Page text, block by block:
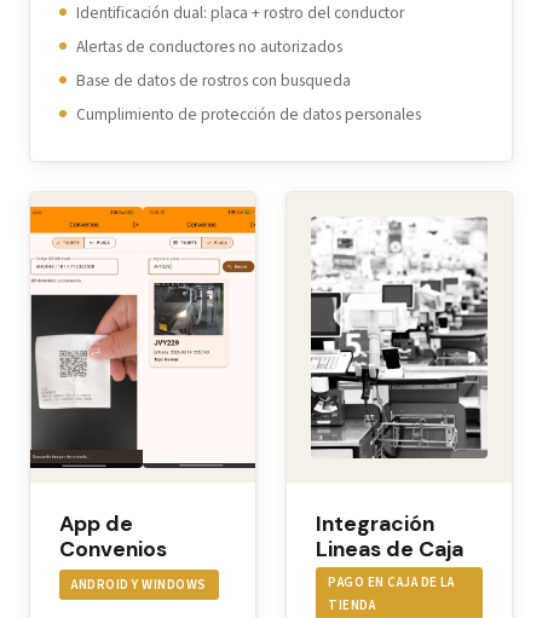
Identificación dual: placa + rostro del conductor
Alertas de conductores no autorizados
Base de datos de rostros con busqueda
Cumplimiento de protección de datos personales
App de
Convenios
ANDROID Y WINDOWS
Integración
Lineas de Caja
PAGO EN CAJA DE LA
TIENDA